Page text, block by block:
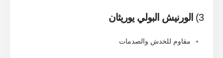
3) الورنيش البولي يوريثان
مقاوم للخدش والصدمات